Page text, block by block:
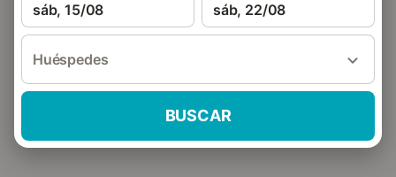
sáb, 15/08 sáb, 22/08
Huéspedes
BUSCAR